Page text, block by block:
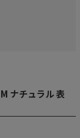
ナチュラル 表